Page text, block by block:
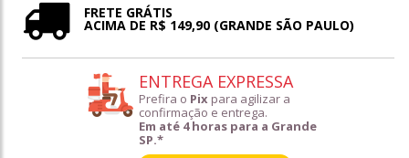
FRETE GRÁTIS
ACIMA DE R$ 149,90 (GRANDE SÃO PAULO)
ENTREGA EXPRESSA
Prefira o Pix para agilizar a
confirmação e entrega.
Em até 4 horas para a Grande
SP.*